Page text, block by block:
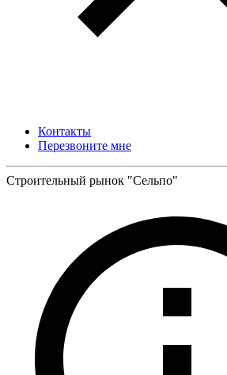
Контакты
Перезвоните мне
Строительный рынок "Сельпо"